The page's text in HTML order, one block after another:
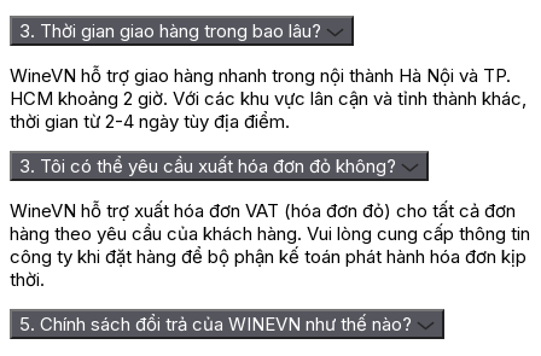
3. Thời gian giao hàng trong bao lâu?
WineVN hỗ trợ giao hàng nhanh trong nội thành Hà Nội và TP.
HCM khoảng 2 giờ. Với các khu vực lân cận và tỉnh thành khác,
thời gian từ 2-4 ngày tùy địa điểm.
3. Tôi có thể yêu cầu xuất hóa đơn đỏ không?
WineVN hỗ trợ xuất hóa đơn VAT (hóa đơn đỏ) cho tất cả đơn
hàng theo yêu cầu của khách hàng. Vui lòng cung cấp thông tin
công ty khi đặt hàng để bộ phận kế toán phát hành hóa đơn kịp
thời.
5. Chính sách đổi trả của WINEVN như thế nào?